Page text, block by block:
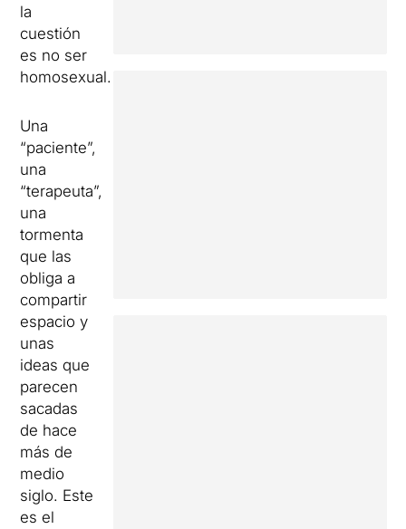
la
cuestión
es no ser
homosexual.
Una
“paciente”,
una
“terapeuta”,
una
tormenta
que las
obliga a
compartir
espacio y
unas
ideas que
parecen
sacadas
de hace
más de
medio
siglo. Este
es el